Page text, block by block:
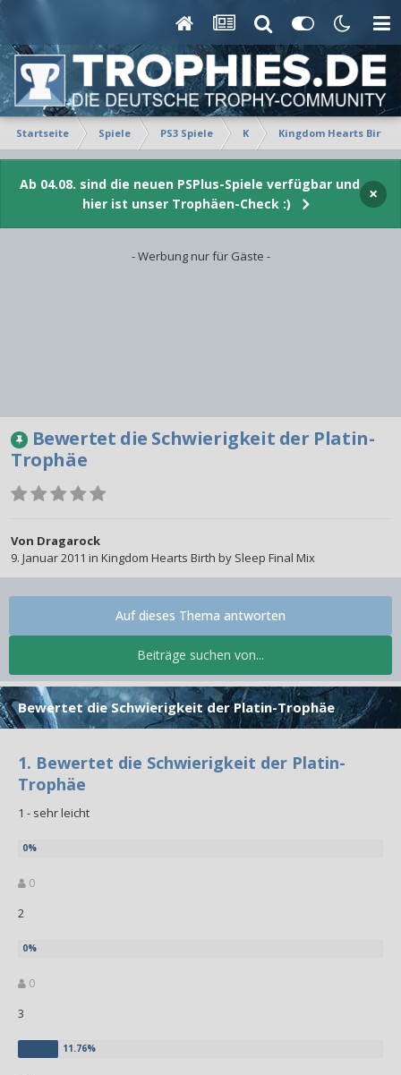
Startseite Spiele PS3 Spiele K Kingdom Hearts Birth
Ab 04.08. sind die neuen PSPlus-Spiele verfügbar und
hier ist unser Trophäen-Check :)
×
- Werbung nur für Gäste -
Bewertet die Schwierigkeit der Platin-
Trophäe
Von Dragarock
9. Januar 2011 in Kingdom Hearts Birth by Sleep Final Mix
Beiträge suchen von...
Auf dieses Thema antworten
Bewertet die Schwierigkeit der Platin-Trophäe
1. Bewertet die Schwierigkeit der Platin-
Trophäe
1 - sehr leicht
0
2
0
3